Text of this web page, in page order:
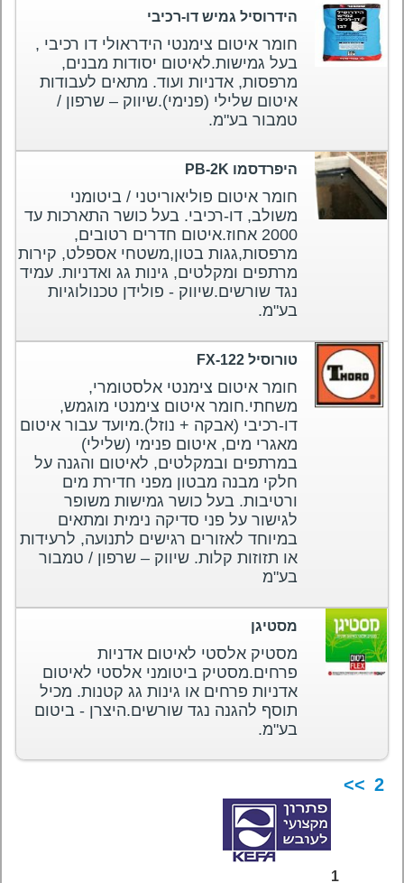
הידרוסיל גמיש דו-רכיבי
חומר איטום צימנטי הידראולי דו רכיבי ,
בעל גמישות.לאיטום יסודות מבנים,
מרפסות, אדניות ועוד. מתאים לעבודות
איטום שלילי (פנימי).שיווק – שרפון /
טמבור בע"מ.
היפרדסמו PB-2K
חומר איטום פוליאוריטני / ביטומני
משולב, דו-רכיבי. בעל כושר התארכות עד
2000 אחוז.איטום חדרים רטובים,
מרפסות,גגות בטון,משטחי אספלט, קירות
מרתפים ומקלטים, גינות גג ואדניות. עמיד
נגד שורשים.שיווק - פולידן טכנולוגיות
בע"מ.
טורוסיל FX-122
חומר איטום צימנטי אלסטומרי,
משחתי.חומר איטום צימנטי מוגמש,
דו-רכיבי (אבקה + נוזל).מיועד עבור איטום
מאגרי מים, איטום פנימי (שלילי)
במרתפים ובמקלטים, לאיטום והגנה על
חלקי מבנה מבטון מפני חדירת מים
ורטיבות. בעל כושר גמישות משופר
לגישור על פני סדיקה נימית ומתאים
במיוחד לאזורים רגישים לתנועה, לרעידות
או תזוזות קלות. שיווק – שרפון / טמבור
בע"מ
מסטיגן
מסטיק אלסטי לאיטום אדניות
פרחים.מסטיק ביטומני אלסטי לאיטום
אדניות פרחים או גינות גג קטנות. מכיל
תוסף להגנה נגד שורשים.היצרן - ביטום
בע"מ.
1
2
>>